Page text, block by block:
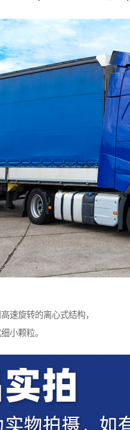
速旋转的离心式结构，
小颗粒。